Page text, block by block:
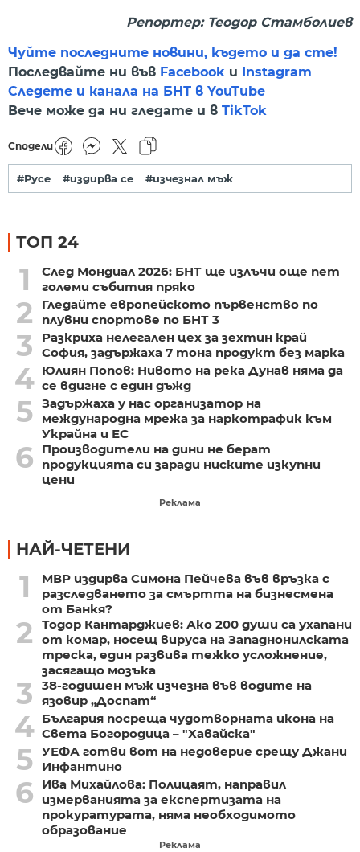
Репортер: Теодор Стамболиев
Чуйте последните новини, където и да сте!
Последвайте ни във Facebook и Instagram
Следете и канала на БНТ в YouTube
Вече може да ни гледате и в TikTok
Сподели
#Русе #издирва се #изчезнал мъж
ТОП 24
1
След Мондиал 2026: БНТ ще излъчи още пет
големи събития пряко
2
Гледайте европейското първенство по
плувни спортове по БНТ 3
3
Разкриха нелегален цех за зехтин край
София, задържаха 7 тона продукт без марка
4 Юлиян Попов: Нивото на река Дунав няма да
се вдигне с един дъжд
5 Задържаха у нас организатор на
международна мрежа за наркотрафик към
Украйна и ЕС
6
Производители на дини не берат
продукцията си заради ниските изкупни
цени
Реклама
НАЙ-ЧЕТЕНИ
1
МВР издирва Симона Пейчева във връзка с
разследването за смъртта на бизнесмена
от Банкя?
2
Тодор Кантарджиев: Ако 200 души са ухапани
от комар, носещ вируса на Западнонилската
треска, един развива тежко усложнение,
засягащо мозъка
3
38-годишен мъж изчезна във водите на
язовир „Доспат“
4 България посреща чудотворната икона на
Света Богородица – "Хавайска"
5 УЕФА готви вот на недоверие срещу Джани
Инфантино
6
Ива Михайлова: Полицаят, направил
измерванията за експертизата на
прокуратурата, няма необходимото
образование
Реклама